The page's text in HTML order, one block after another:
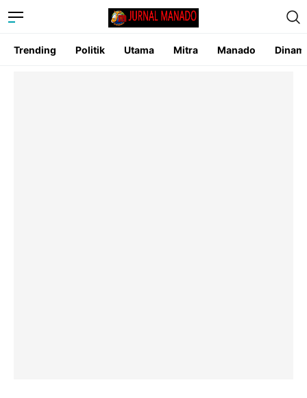
Trending Politik Utama Mitra Manado